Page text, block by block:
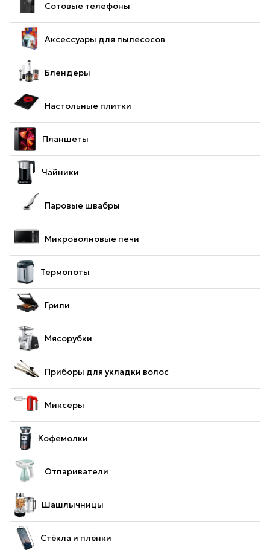
Сотовые телефоны
Аксессуары для пылесосов
Блендеры
Настольные плитки
Планшеты
Чайники
Паровые швабры
Микроволновые печи
Термопоты
Грили
Мясорубки
Приборы для укладки волос
Миксеры
Кофемолки
Отпариватели
Шашлычницы
Стёкла и плёнки